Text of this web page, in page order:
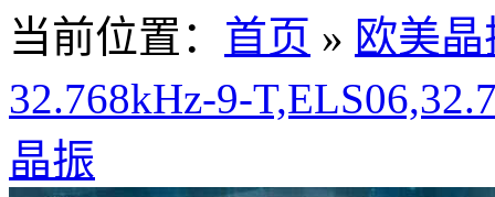
当前位置： 首页 » 欧美晶
32.768kHz-9-
晶振